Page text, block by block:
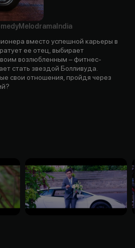
Melodrama India
вместо успешной карьеры в
ее отец, выбирает
возлюбленным – фитнес-
стать звездой Болливуда.
свои отношения, пройдя через